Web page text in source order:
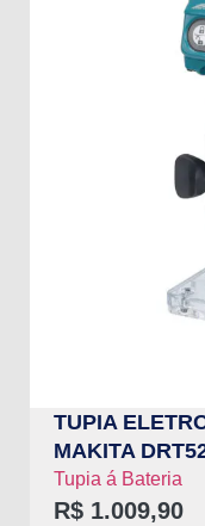
TUPIA
MAKITA
Tupia á Bateria
R$ 1.009,90